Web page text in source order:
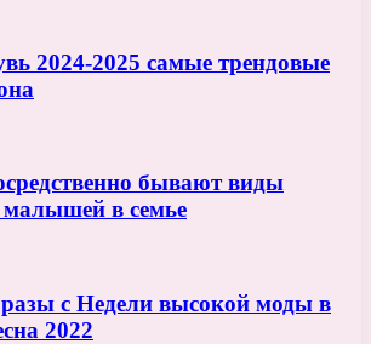
2024-2025 самые трендовые
бывают виды
малышей в семье
с Недели высокой моды в
2022